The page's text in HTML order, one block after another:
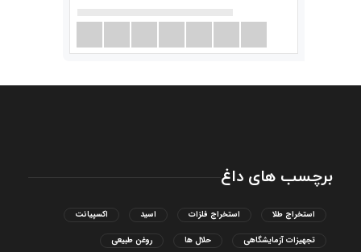
برچسب های داغ
استخراج طلا استخراج فلزات اسید اکسپیانت
تجهیزات آزمایشگاهی حلال ها روغن طبیعی